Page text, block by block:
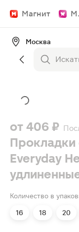
Магнит
Москва
от 406 ₽
Everyday
Количество в
16 18 20